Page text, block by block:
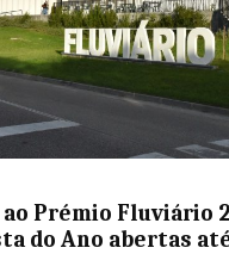
Prémio Fluviário
do Ano abertas